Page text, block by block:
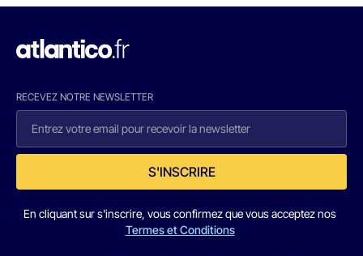
RECEVEZ NOTRE NEWSLETTER
S'INSCRIRE
En cliquant sur s'inscrire, vous confirmez que vous acceptez nos
Termes et Conditions